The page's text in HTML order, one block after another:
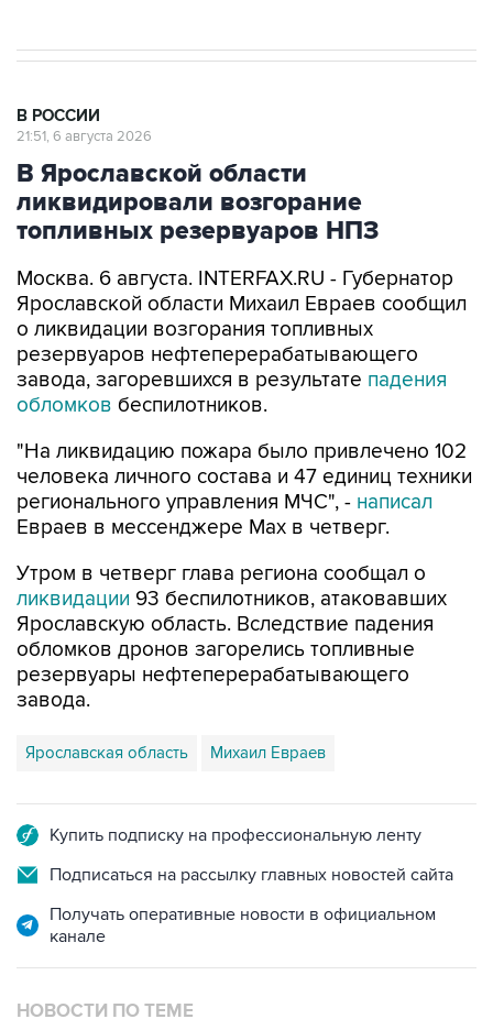
В РОССИИ
21:51, 6 августа 2026
В Ярославской области
ликвидировали возгорание
топливных резервуаров НПЗ
Москва. 6 августа. INTERFAX.RU - Губернатор
Ярославской области Михаил Евраев сообщил
о ликвидации возгорания топливных
резервуаров нефтеперерабатывающего
завода, загоревшихся в результате падения
обломков беспилотников.
"На ликвидацию пожара было привлечено 102
человека личного состава и 47 единиц техники
регионального управления МЧС", - написал
Евраев в мессенджере Мах в четверг.
Утром в четверг глава региона сообщал о
ликвидации 93 беспилотников, атаковавших
Ярославскую область. Вследствие падения
обломков дронов загорелись топливные
резервуары нефтеперерабатывающего
завода.
Ярославская область Михаил Евраев
Купить подписку на профессиональную ленту
Подписаться на рассылку главных новостей сайта
Получать оперативные новости в официальном
канале
НОВОСТИ ПО ТЕМЕ